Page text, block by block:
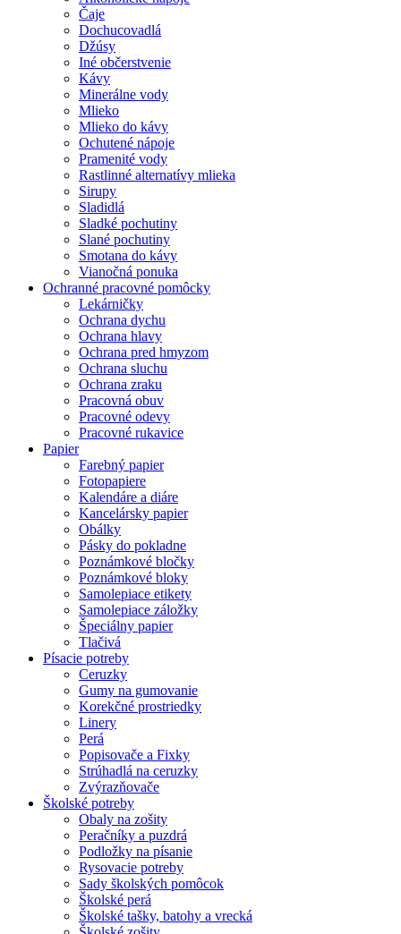
Čaje
Dochucovadlá
Džúsy
Iné občerstvenie
Kávy
Minerálne vody
Mlieko
Mlieko do kávy
Ochutené nápoje
Pramenité vody
Rastlinné alternatívy mlieka
Sirupy
Sladidlá
Sladké pochutiny
Slané pochutiny
Smotana do kávy
Vianočná ponuka
Ochranné pracovné pomôcky
Lekárničky
Ochrana dychu
Ochrana hlavy
Ochrana pred hmyzom
Ochrana sluchu
Ochrana zraku
Pracovná obuv
Pracovné odevy
Pracovné rukavice
Papier
Farebný papier
Fotopapiere
Kalendáre a diáre
Kancelársky papier
Obálky
Pásky do pokladne
Poznámkové bločky
Poznámkové bloky
Samolepiace etikety
Samolepiace záložky
Špeciálny papier
Tlačivá
Písacie potreby
Ceruzky
Gumy na gumovanie
Korekčné prostriedky
Linery
Perá
Popisovače a Fixky
Strúhadlá na ceruzky
Zvýrazňovače
Školské potreby
Obaly na zošity
Peračníky a puzdrá
Podložky na písanie
Rysovacie potreby
Sady školských pomôcok
Školské perá
Školské tašky, batohy a vrecká